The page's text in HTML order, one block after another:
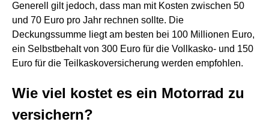
Generell gilt jedoch, dass man mit Kosten zwischen 50
und 70 Euro pro Jahr rechnen sollte. Die
Deckungssumme liegt am besten bei 100 Millionen Euro,
ein Selbstbehalt von 300 Euro für die Vollkasko- und 150
Euro für die Teilkaskoversicherung werden empfohlen.
Wie viel kostet es ein Motorrad zu
versichern?